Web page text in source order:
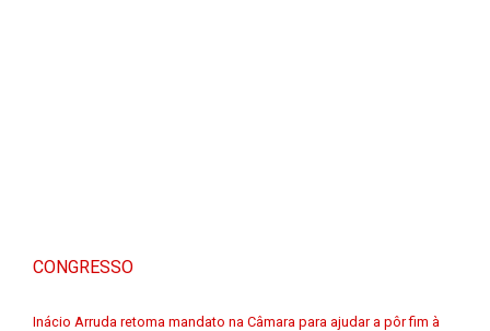
CONGRESSO
Inácio Arruda retoma mandato na Câmara para ajudar a pôr fim à